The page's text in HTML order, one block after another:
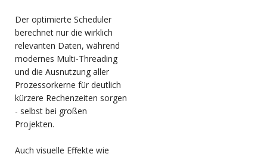
Der optimierte Scheduler
berechnet nur die wirklich
relevanten Daten, während
modernes Multi-Threading
und die Ausnutzung aller
Prozessorkerne für deutlich
kürzere Rechenzeiten sorgen
- selbst bei großen
Projekten.
Auch visuelle Effekte wie